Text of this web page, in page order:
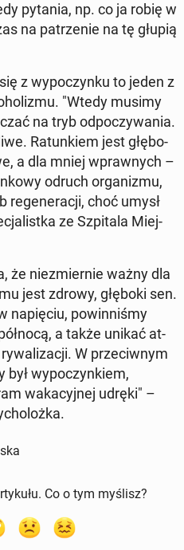
pytania, np. co ja robię w
na pa­trze­nie na tę głupią
z wy­po­czyn­ku to jeden z
"Wtedy musimy
na tryb od­po­czy­wa­nia.
Ra­tun­kiem jest głę­bo­
a dla mniej wpraw­nych –
odruch or­ga­ni­zmu,
re­ge­ne­ra­cji, choć umysł
ze Szpi­ta­la Miej­
że nie­zmier­nie ważny dla
jest zdrowy, głęboki sen.
na­pię­ciu, po­win­ni­śmy
a także unikać at­
W prze­ciw­nym
był wy­po­czyn­kiem,
wa­ka­cyj­nej udręki" –
Co o tym myślisz?